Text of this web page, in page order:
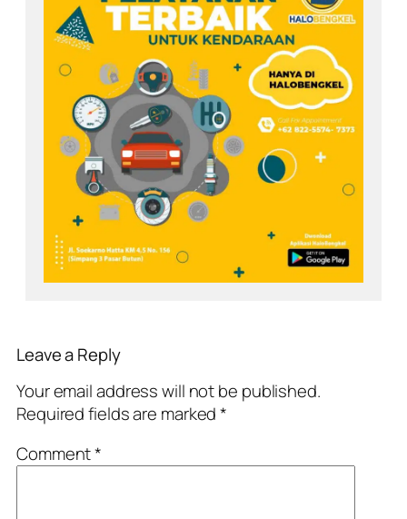
Leave a Reply
Your email address will not be published.
Required fields are marked*
Comment*